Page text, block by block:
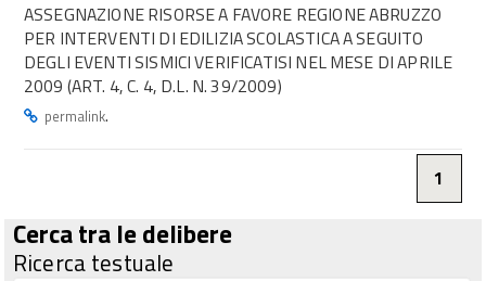
ASSEGNAZIONE RISORSE A FAVORE REGIONE ABRUZZO
PER INTERVENTI DI EDILIZIA SCOLASTICA A SEGUITO
DEGLI EVENTI SISMICI VERIFICATISI NEL MESE DI APRILE
2009 (ART. 4, C. 4, D.L. N. 39/2009)
permalink.
1
Cerca tra le delibere
Ricerca testuale